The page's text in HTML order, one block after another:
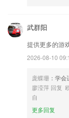
彩神大玩家下
优化商品详情书房等
增加了页面更新游
以上就是天博·体育
以到应用商店进行打
品进行优化修改。
标签打印界面调整，
武群阳
提供更多的游
2026-08-10
庞蝶珊 ：学
廖滢萍 回复
自
更多回复